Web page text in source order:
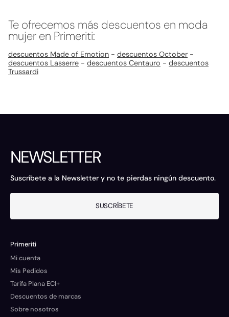
Te ofrecemos más descuentos en moda
mujer en Primeriti:
descuentos Made of Emotion - descuentos October -
descuentos Lasserre - descuentos Centauro - descuentos
Trussardi
NEWSLETTER
Suscríbete a la Newsletter y no te pierdas ningún descuento.
SUSCRÍBETE
Primeriti
Mi cuenta
Mis Pedidos
Tarifa Plana ECI+
Descuentos de marcas
Sobre nosotros